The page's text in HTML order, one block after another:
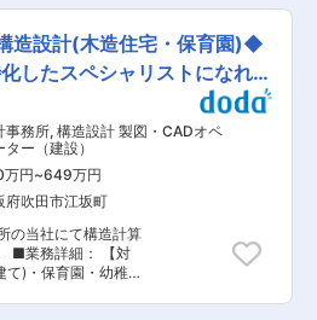
かし、全く残業し
望で残業する社員も
取り組むことで、
だけます。 ■働
設置されているた
取り組んでいただけ
製造・販売を行っ
月8000本、1日300
を製造しておりま
、5~7Kgくらいのも
リンダに特化して、
ることで、開発力
社の定める業務
す。 ・ドライバー
す。 ※経験のない方
・
指導いたします。 ・
た成績を残してい
賞を受賞してお
ざいます。 ＜未
経験の場合はイチか
当社の製品の顧客が
ため、グローバル
業務に外国語は全
す。 ・工場内は空
も安全に業務がで
の支給あり、半分程
造設計(木造住宅・保育園)◆
したスペシャリストになれ
事務所, 構造設計 製図・CADオペ
ター（建設）
円~649万円
府吹田市江坂町
の当社にて構造計算
)・保育園・幼稚園